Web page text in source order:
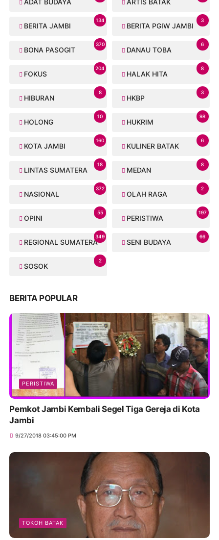
ADAT BUDAYA ARTIS BATAK
BERITA JAMBI
134
BERITA PGIW JAMBI
3
BONA PASOGIT
370
DANAU TOBA
6
FOKUS
204
HALAK HITA
8
HIBURAN
8
HKBP
3
HOLONG
10
HUKRIM
98
KOTA JAMBI
160
KULINER BATAK
6
LINTAS SUMATERA
18
MEDAN
8
NASIONAL
372
OLAH RAGA
2
OPINI
55
PERISTIWA
197
REGIONAL SUMATERA
349
SENI BUDAYA
66
SOSOK
2
BERITA POPULAR
PERISTIWA
Pemkot Jambi Kembali Segel Tiga Gereja di Kota
Jambi
9/27/2018 03:45:00 PM
TOKOH BATAK